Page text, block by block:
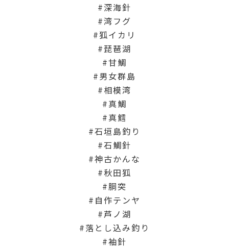
深海針
湾フグ
狐イカリ
琵琶湖
甘鯛
男女群島
相模湾
真鯛
真鱈
石垣島釣り
石鯛針
神古かんな
秋田狐
胴突
自作テンヤ
芦ノ湖
落とし込み釣り
袖針